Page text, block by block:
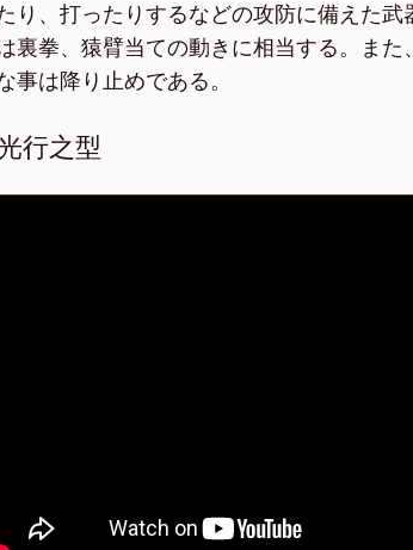
り、打ったりするなどの攻防に備えた武
裏拳、猿臂当ての動きに相当する。ま
事は降り止めである。
行之型